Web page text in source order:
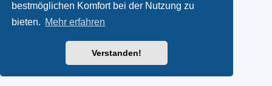
bestmöglichen Komfort bei der Nutzung zu
bieten. Mehr erfahren
Verstanden!